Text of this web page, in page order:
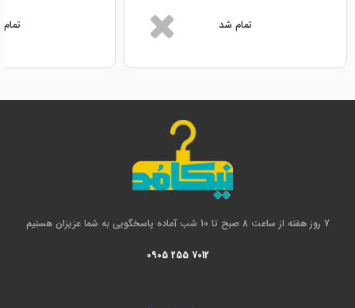
تمام شد
7 روز هفته از ساعت 8 صبح تا 10 شب آماده پاسخگویی به شما عزیزان هستیم
0905 255 7012